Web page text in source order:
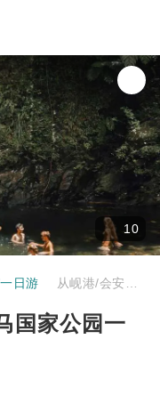
10
日游
国家公园一